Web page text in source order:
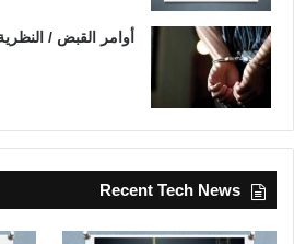
أوامر القبض /
Recent Tech News